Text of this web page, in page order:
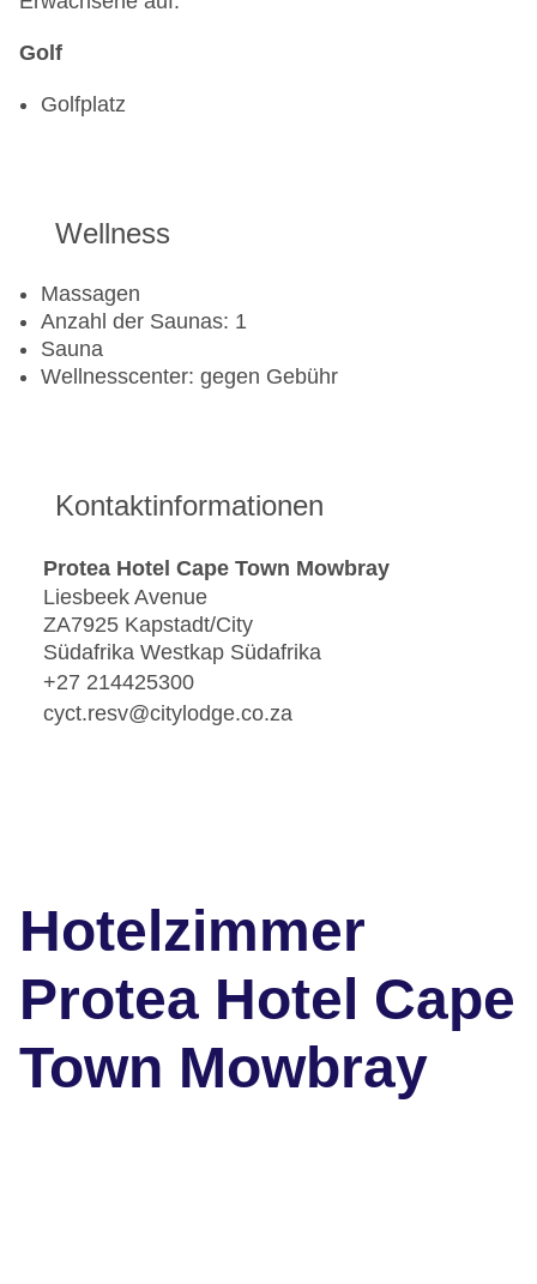
Golf
Golfplatz
Wellness
Massagen
Anzahl der Saunas: 1
Sauna
Wellnesscenter: gegen Gebühr
Kontaktinformationen
Protea Hotel Cape Town Mowbray
Liesbeek Avenue
ZA7925 Kapstadt/City
Südafrika Westkap Südafrika
+27 214425300
cyct.resv@citylodge.co.za
Hotelzimmer
Protea Hotel Cape
Town Mowbray